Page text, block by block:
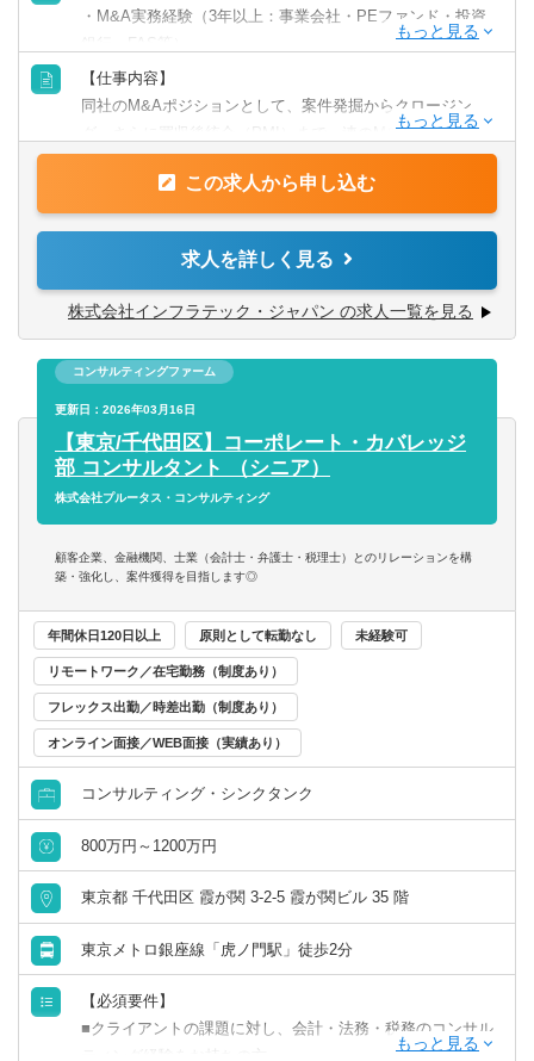
・M&A実務経験（3年以上：事業会社・PEファンド・投資
銀行・FAS等）
・M&Aにおけるソーシング・DD・企業価値算定・交渉・契
約などの実行スキル
・売り手企業の経営者など、関係者と対話できるコミュニ
ケーション力
・高等専門学校と同等水準以上の学歴（中退も可）
【歓迎要件】
・中小企業のM&A・PMI経験
・建設業界への理解
・財務・経営管理の実務経験
⇒「財務・経営管理ポジション」を兼務できる方は特に歓
迎
【求める人物像】
・当社の理念・価値観への共感
・仲間との協調・連携
・成長し続けるための自己変革
【仕事内容】
同社のM&Aポジションとして、案件発掘からクロージン
グ、さらに買収後統合（PMI）まで一連のM&Aプロセスの
■ソーシング（案件発掘）、ターゲット企業のリストアッ
■直接アプローチ（ダイレクトソーシング）および業界内キ
ーパーソンとの接点づくり
■初期評価（一次スクリーニング）として財務分析（PL・
仮説構築、リスクの洗い出しを実施
■デューデリジェンス対応として、財務DD（修正EBITDA算
定、キャッシュフロー分析、潜在債務確認等）、ビジネス
DD（顧客構成分析、競争優位性評価等）、組織・人材
DD（従業員の構成・経験・スキル分析等）、法務DD（弁
ム検討（株式譲渡／事業譲渡／SPC）、LOI作成、価格交
■クロージング業務では、最終契約締結、資金実行調整、関
係者説明、クロージング手続き管理を行う
■PMI（買収後統合）に関しては、財務・経営管理の担当
者、及び業務支援の担当者と連携して事業・業務の統合を
推進
【働く環境】
少数精鋭で創業期の同社。「インフラメンテナンス産業を
世界に」というビジョンのもと
従業員が存分にスキルを発揮できる、働きやすい環境づく
りを大事にしています。
「ライフステージや居住地などを理由に、キャリアを諦め
度を設けています。
例えば、「子育てと仕事を両立したい」、「リモートワー
この求人から申し込む
求人を詳しく見る
株式会社インフラテック・ジャパン の求人一覧を見る
コンサルティングファーム
更新日：2026年03月16日
【東京/千代田区】コーポレート・カバレッジ
部 コンサルタント （シニア）
株式会社プルータス・コンサルティング
顧客企業、金融機関、士業（会計士・弁護士・税理士）とのリレーションを構
築・強化し、案件獲得を目指します◎
年間休日120日以上 原則として転勤なし 未経験可
リモートワーク／在宅勤務（制度あり）
フレックス出勤／時差出勤（制度あり）
オンライン面接／WEB面接（実績あり）
コンサルティング・シンクタンク
800万円～1200万円
東京都 千代田区 霞が関 3-2-5 霞が関ビル 35 階
東京メトロ銀座線「虎ノ門駅」徒歩2分
【必須要件】
■クライアントの課題に対し、会計・法務・税務のコンサル